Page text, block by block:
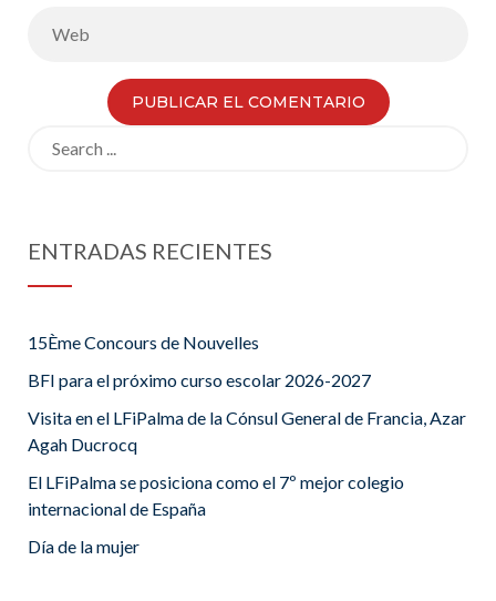
ENTRADAS RECIENTES
15Ème Concours de Nouvelles
BFI para el próximo curso escolar 2026-2027
Visita en el LFiPalma de la Cónsul General de Francia, Azar
Agah Ducrocq
El LFiPalma se posiciona como el 7º mejor colegio
internacional de España
Día de la mujer